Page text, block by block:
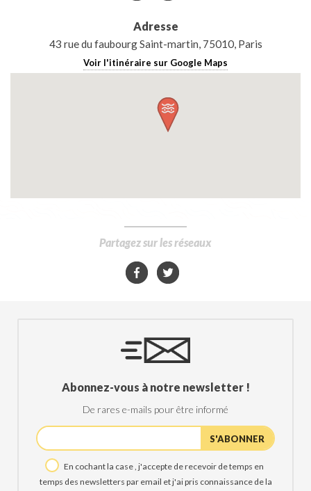
Adresse
43 rue du faubourg Saint-martin, 75010, Paris
Voir l'itinéraire sur Google Maps
Partagez sur les réseaux
Abonnez-vous à notre newsletter !
De rares e-mails pour être informé
En cochant la case , j'accepte de recevoir de temps en
temps des newsletters par email et j'ai pris connaissance de la